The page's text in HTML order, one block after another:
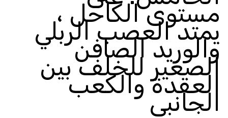
مستوى الكاحل ،
يمتد العصب الربلي
والوريد الصافن
الصغير للخلف بين
العقدة والكعب
الجانبي